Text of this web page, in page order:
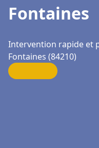
Fontaines
Intervention rapide et
Fontaines (84210)